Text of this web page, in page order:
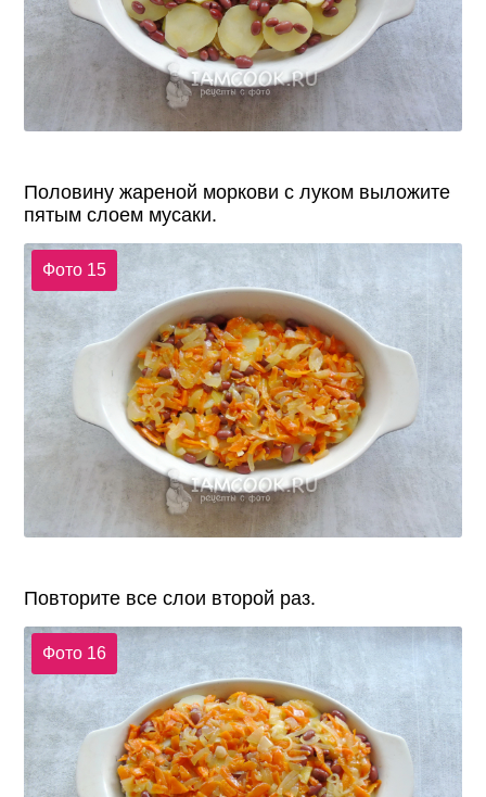
Половину жареной моркови с луком выложите
пятым слоем мусаки.
Фото 15
Повторите все слои второй раз.
Фото 16